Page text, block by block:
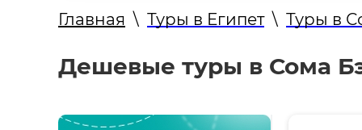
Главная \ Туры в Египет \ Туры в
Дешевые туры в Сома